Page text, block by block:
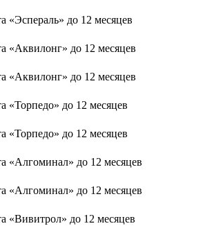
«Эспераль» до 12 месяцев
«Аквилонг» до 12 месяцев
«Аквилонг» до 12 месяцев
«Торпедо» до 12 месяцев
«Торпедо» до 12 месяцев
«Алгоминал» до 12 месяцев
«Алгоминал» до 12 месяцев
«Вивитрол» до 12 месяцев